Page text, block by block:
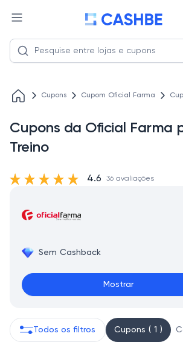
Cupons Cupom Oficial Farma
Cupons da Oficial Farma
Treino
Sem Cashback
Mostrar
4.6 36 avaliações
Todos os filtros Cupons ( 1 )